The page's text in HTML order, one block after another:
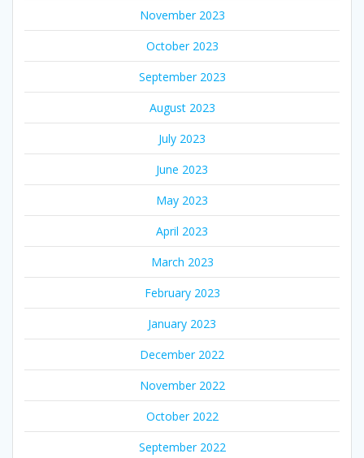
November 2023
October 2023
September 2023
August 2023
July 2023
June 2023
May 2023
April 2023
March 2023
February 2023
January 2023
December 2022
November 2022
October 2022
September 2022